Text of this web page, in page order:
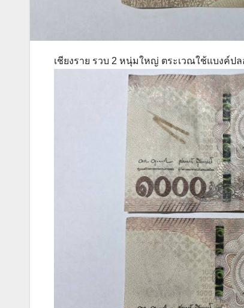
เชียงราย รวบ 2 หนุ่มใหญ่ ตระเวณใช้แบงค์ป